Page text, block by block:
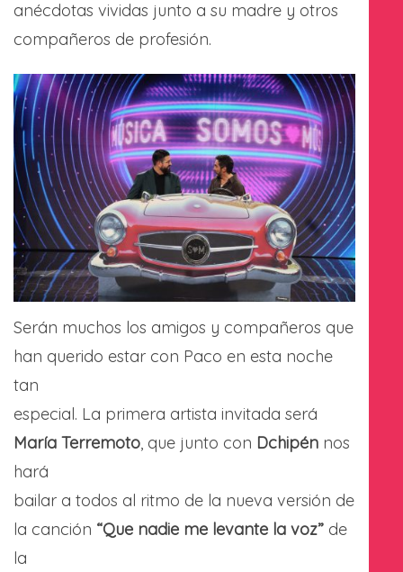
anécdotas vividas junto a su madre y otros
compañeros de profesión.
Serán muchos los amigos y compañeros que
han querido estar con Paco en esta noche
tan
especial. La primera artista invitada será
María Terremoto, que junto con Dchipén nos
hará
bailar a todos al ritmo de la nueva versión de
la canción “Que nadie me levante la voz” de
la